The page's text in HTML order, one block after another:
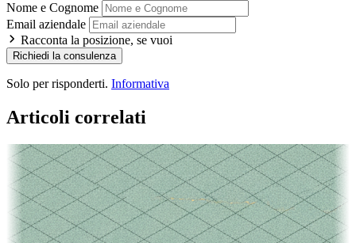
Nome e Cognome
Email aziendale
Racconta la posizione, se vuoi
Richiedi la consulenza
Solo per risponderti. Informativa
Articoli correlati